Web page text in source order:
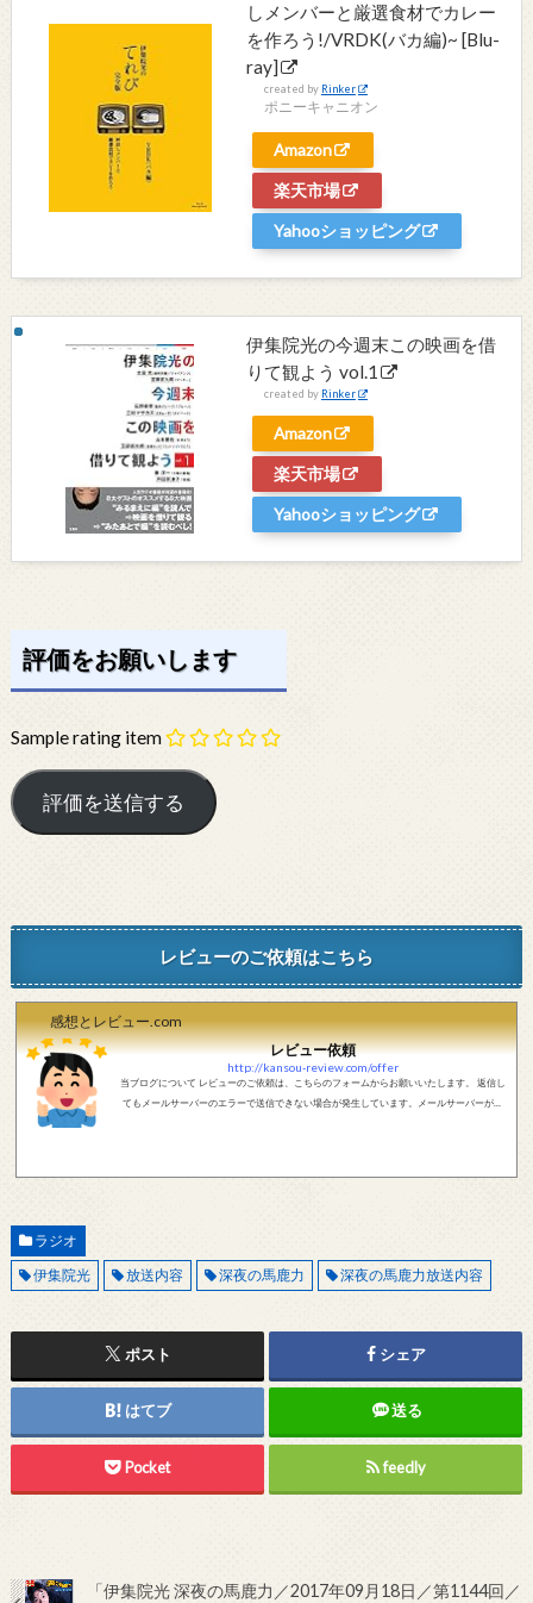
しメンバーと厳選食材でカレー
を作ろう!/VRDK(バカ編)~ [Blu-
ray]
created by Rinker
ポニーキャニオン
Amazon
楽天市場
Yahooショッピング
伊集院光の今週末この映画を借
りて観よう vol.1
created by Rinker
Amazon
楽天市場
Yahooショッピング
評価をお願いします
Sample rating item
レビューのご依頼はこちら
感想とレビュー.com
レビュー依頼
http://kansou-review.com/offer
当ブログについて レビューのご依頼は、こちらのフォームからお願いいたします。 返信し
てもメールサーバーのエラーで送信できない場合が発生しています。メールサーバーが正
ラジオ
伊集院光
放送内容 深夜の馬鹿力 深夜の馬鹿力放送内容
ポスト シェア
はてブ 送る
Pocket feedly
「伊集院光 深夜の馬鹿力／2017年09月18日／第1144回／